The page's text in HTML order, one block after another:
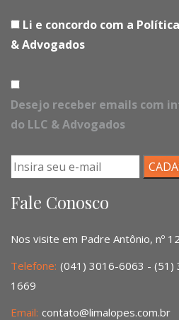
Li e concordo com a
& Advogados
Desejo receber emails com
do LLC & Advogados
Fale Conosco
Nos visite em Padre Antônio, nº
Telefone: (041) 3016-6063 -
1669
Email: contato@limalopes.com.br